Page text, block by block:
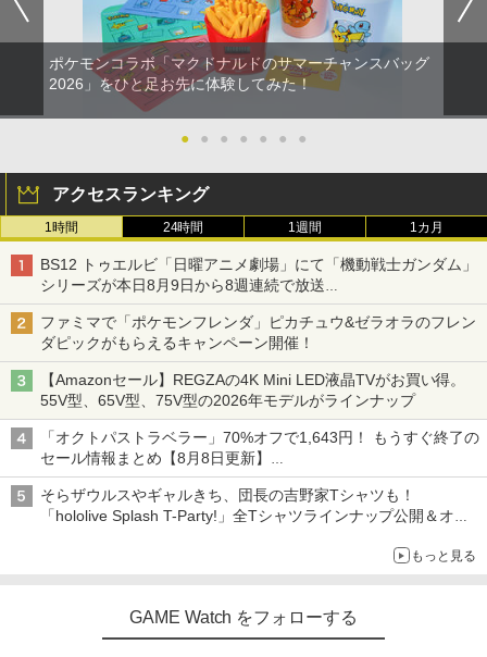
ポケモンコラボ「マクドナルドのサマーチャンスバッグ
2026」をひと足お先に体験してみた！
● ● ● ● ● ● ●
アクセスランキング
1時間 24時間 1週間 1カ月
BS12 トゥエルビ「日曜アニメ劇場」にて「機動戦士ガンダム」
シリーズが本日8月9日から8週連続で放送
初回は「機動戦士ガンダム【HDリマスター版】」
ファミマで「ポケモンフレンダ」ピカチュウ&ゼラオラのフレン
ダピックがもらえるキャンペーン開催！
【Amazonセール】REGZAの4K Mini LED液晶TVがお買い得。
55V型、65V型、75V型の2026年モデルがラインナップ
「オクトパストラベラー」70%オフで1,643円！ もうすぐ終了の
セール情報まとめ【8月8日更新】
ニンテンドーeショップでは「大神 絶景版」が67%オフで990円
そらザウルスやギャルきち、団長の吉野家Tシャツも！
「hololive Splash T-Party!」全Tシャツラインナップ公開＆オン
もっと見る
GAME Watch をフォローする